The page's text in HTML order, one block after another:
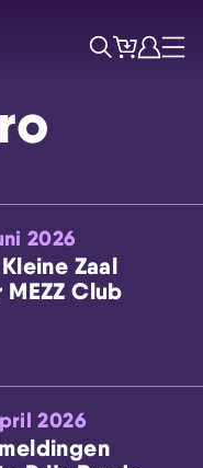
ZoekTicketsAccount
Menu
2026
Zaal
MEZZ Club
2026